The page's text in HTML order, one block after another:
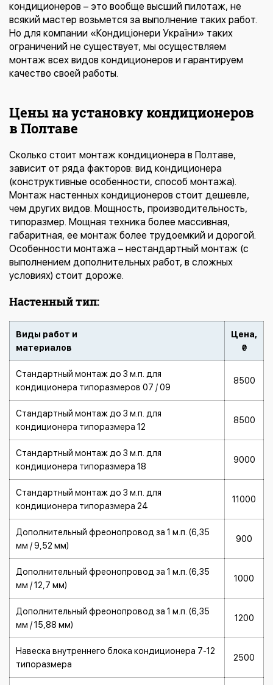
кондиционеров – это вообще высший пилотаж, не
всякий мастер возьмется за выполнение таких работ.
Но для компании «Кондиціонери України» таких
ограничений не существует, мы осуществляем
монтаж всех видов кондиционеров и гарантируем
качество своей работы.
Цены на установку кондиционеров
в Полтаве
Сколько стоит монтаж кондиционера в Полтаве,
зависит от ряда факторов: вид кондиционера
(конструктивные особенности, способ монтажа).
Монтаж настенных кондиционеров стоит дешевле,
чем других видов. Мощность, производительность,
типоразмер. Мощная техника более массивная,
габаритная, ее монтаж более трудоемкий и дорогой.
Особенности монтажа – нестандартный монтаж (с
выполнением дополнительных работ, в сложных
условиях) стоит дороже.
Настенный тип:
Виды работ и
материалов
Цена,
₴
Стандартный монтаж до 3 м.п. для
кондиционера типоразмеров 07 / 09
8500
Стандартный монтаж до 3 м.п. для
кондиционера типоразмера 12
8500
Стандартный монтаж до 3 м.п. для
кондиционера типоразмера 18
9000
Стандартный монтаж до 3 м.п. для
кондиционера типоразмера 24
11000
Дополнительный фреонопровод за 1 м.п. (6,35
мм / 9,52 мм)
900
Дополнительный фреонопровод за 1 м.п. (6,35
мм / 12,7 мм)
1000
Дополнительный фреонопровод за 1 м.п. (6,35
мм / 15,88 мм)
1200
Навеска внутреннего блока кондиционера 7-12
типоразмера
2500